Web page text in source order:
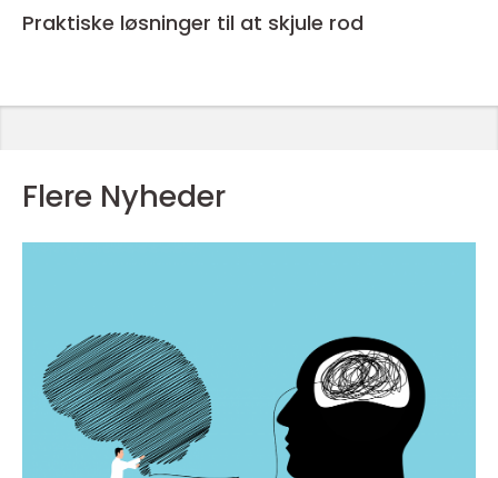
Praktiske løsninger til at skjule rod
Flere Nyheder